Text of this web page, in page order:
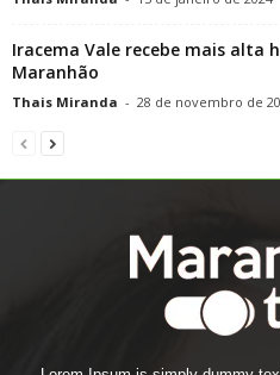
Iracema Vale recebe mais alta
Maranhão
Thais Miranda - 28 de novembro de